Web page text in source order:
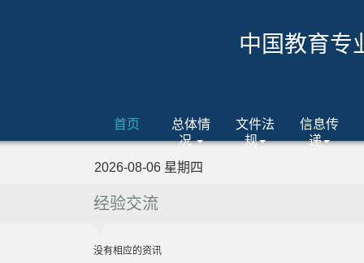
中国教育专
首页
总体情
况
文件法
规
信息传
递
2026-08-06 星期四
经验交流
没有相应的资讯